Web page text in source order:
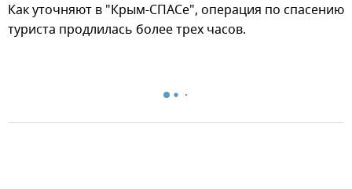
Как уточняют в "Крым-СПАСе", операция по спасению
туриста продлилась более трех часов.